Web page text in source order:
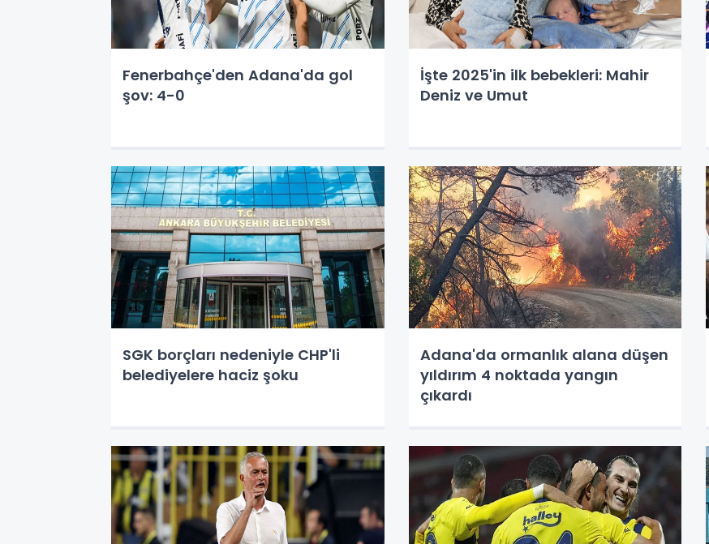
Fenerbahçe'den Adana'da gol
şov: 4-0
İşte 2025'in ilk bebekleri: Mahir
Deniz ve Umut
SGK borçları nedeniyle CHP'li
belediyelere haciz şoku
Adana'da ormanlık alana düşen
yıldırım 4 noktada yangın
çıkardı